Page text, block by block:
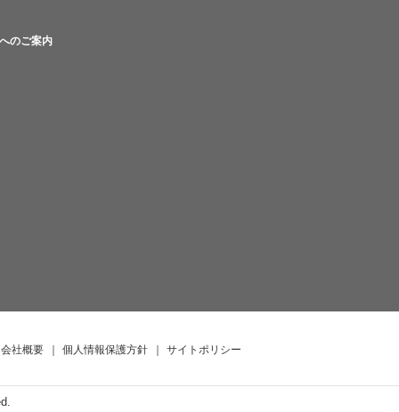
のご案内
会社概要 ｜ 個人情報保護方針 ｜ サイトポリシー